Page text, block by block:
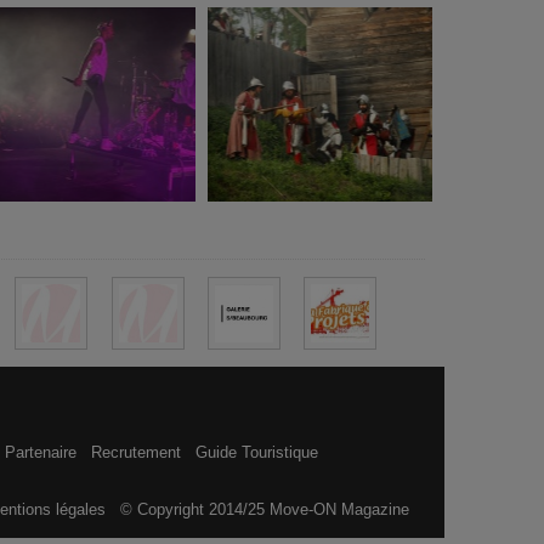
Recrutement Guide Touristique
légales © Copyright 2014/25 Move-ON Magazine